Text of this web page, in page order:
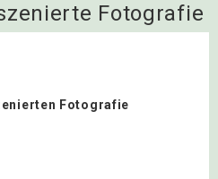
Fotografie
Fotografie